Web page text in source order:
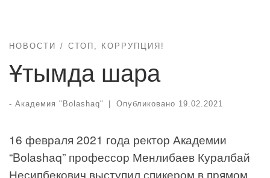
НОВОСТИ СТОП, КОРРУПЦИЯ!
Ұтымда шара
- Академия "Bolashaq" | Опубликовано 19.02.2021
16 февраля 2021 года ректор Академии
“Bolashaq” профессор Менлибаев Куралбай
Несипбекович выступил спикером в прямом